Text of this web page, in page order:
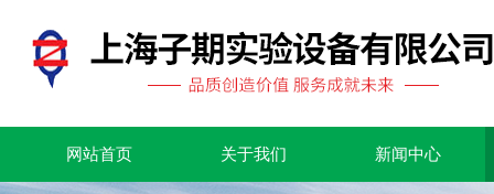
网站首页 关于我们 新闻中心